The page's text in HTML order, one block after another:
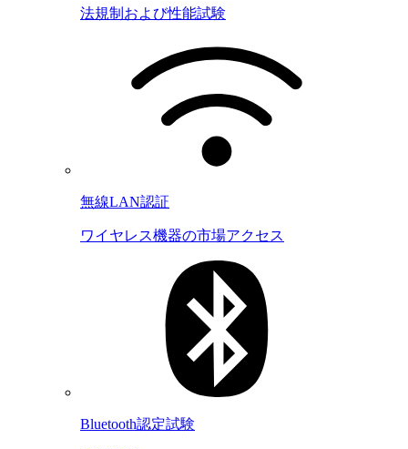
法規制および性能試験
無線LAN認証
ワイヤレス機器の市場アクセス
Bluetooth認定試験